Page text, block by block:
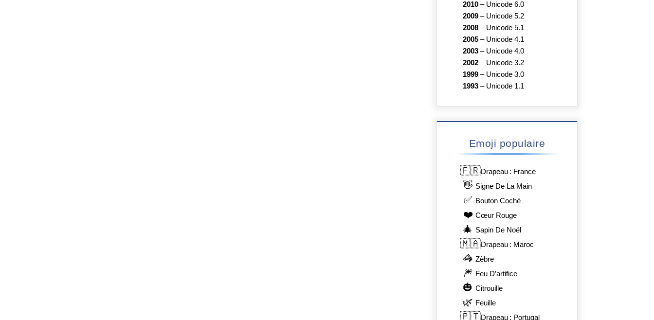
2010 – Unicode 6.0
2009 – Unicode 5.2
2008 – Unicode 5.1
2005 – Unicode 4.1
2003 – Unicode 4.0
2002 – Unicode 3.2
1999 – Unicode 3.0
1993 – Unicode 1.1
Emoji populaire
🇫🇷Drapeau : France
👋 Signe De La Main
✅ Bouton Coché
❤️ Cœur Rouge
🎄 Sapin De Noël
🇲🇦Drapeau : Maroc
🦓 Zèbre
🎆 Feu D’artifice
🎃 Citrouille
🌿 Feuille
🇵🇹Drapeau : Portugal